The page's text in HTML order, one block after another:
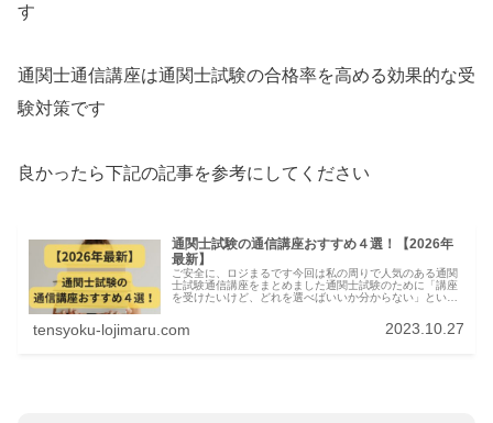
す
通関士通信講座は通関士試験の合格率を高める効果的な受
験対策です
良かったら下記の記事を参考にしてください
通関士試験の通信講座おすすめ４選！【2026年
最新】
ご安全に、ロジまるです今回は私の周りで人気のある通関
士試験通信講座をまとめました通関士試験のために「講座
を受けたいけど、どれを選べばいいか分からない」という
tensyoku-lojimaru.com 2023.10.27